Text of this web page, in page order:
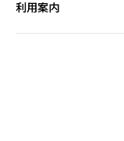
利用案内